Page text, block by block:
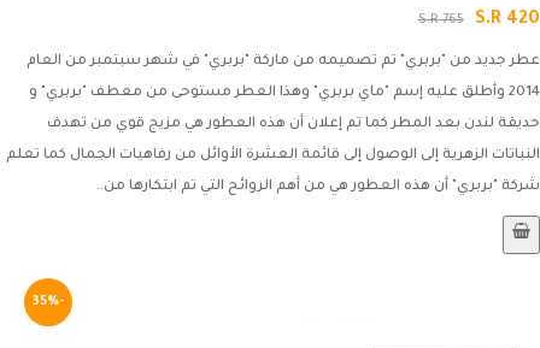
S.R 420
S.R 765
عطر جديد من "بربري" تم تصميمه من ماركة "بربري" في شهر سبتمبر من العام
2014 وأطلق عليه إسم "ماي بربري" وهذا العطر مستوحى من معطف "بربري" و
حديقة لندن بعد المطر كما تم إعلان أن هذه العطور هي مزيج قوي من تهدف
النباتات الزهرية إلى الوصول إلى قائمة العشرة الأوائل من رفاهيات الجمال كما تعلم
شركة "بربري" أن هذه العطور هي من أهم الروائح التي تم ابتكارها من..
-35%